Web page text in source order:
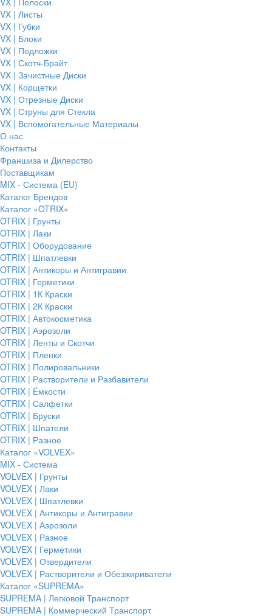
VX | Листы
VX | Губки
VX | Блоки
VX | Подложки
VX | Скотч-Брайт
VX | Зачистные Диски
VX | Корщетки
VX | Отрезные Диски
VX | Струны для Стекла
VX | Вспомогательные Материалы
О нас
Контакты
Франшиза и Дилерство
Поставщикам
MIX - Система (EU)
Каталог Брендов
Каталог «OTRIX»
OTRIX | Грунты
OTRIX | Лаки
OTRIX | Оборудование
OTRIX | Шпатлевки
OTRIX | Антикоры и Антигравии
OTRIX | Герметики
OTRIX | 1К Краски
OTRIX | 2К Краски
OTRIX | Автокосметика
OTRIX | Аэрозоли
OTRIX | Ленты и Скотчи
OTRIX | Пленки
OTRIX | Полировальники
OTRIX | Растворители и Разбавители
OTRIX | Ёмкости
OTRIX | Салфетки
OTRIX | Бруски
OTRIX | Шпатели
OTRIX | Разное
Каталог «VOLVEX»
MIX - Система
VOLVEX | Грунты
VOLVEX | Лаки
VOLVEX | Шпатлевки
VOLVEX | Антикоры и Антигравии
VOLVEX | Аэрозоли
VOLVEX | Разное
VOLVEX | Герметики
VOLVEX | Отвердители
VOLVEX | Растворители и Обезжириватели
Каталог «SUPREMA»
SUPREMA | Легковой Транспорт
SUPREMA | Коммерческий Транспорт